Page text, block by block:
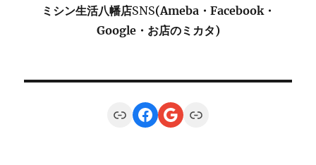
ミシン生活八幡店SNS(Ameba・Facebook・
Google・お店のミカタ)
LinkFacebook
Google
Link